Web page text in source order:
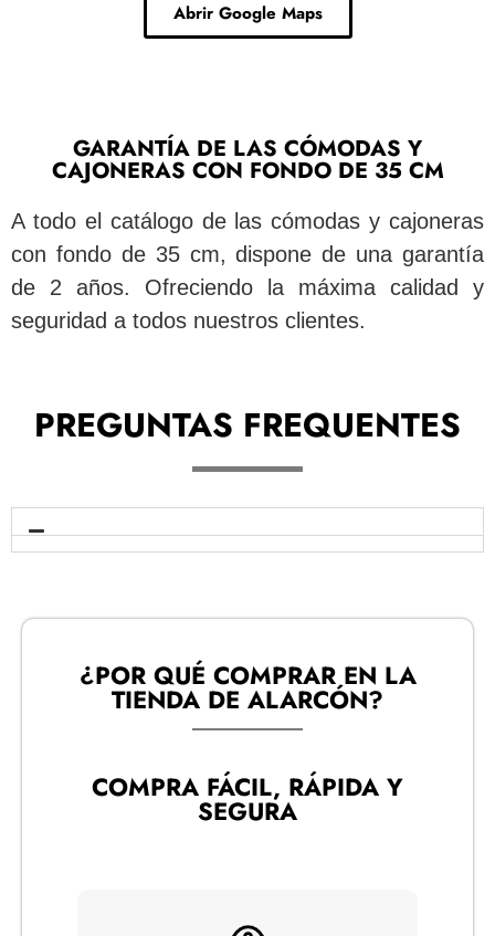
Abrir Google Maps
GARANTÍA DE LAS CÓMODAS Y
CAJONERAS CON FONDO DE 35 CM
A todo el catálogo de las cómodas y cajoneras
con fondo de 35 cm, dispone de una garantía
de 2 años. Ofreciendo la máxima calidad y
seguridad a todos nuestros clientes.
PREGUNTAS FREQUENTES
¿POR QUÉ COMPRAR EN LA
TIENDA DE ALARCÓN?​
COMPRA FÁCIL, RÁPIDA Y
SEGURA